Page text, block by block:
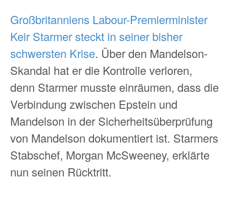
Großbritanniens Labour-Premierminister
Keir Starmer steckt in seiner bisher
schwersten Krise. Über den Mandelson-
Skandal hat er die Kontrolle verloren,
denn Starmer musste einräumen, dass die
Verbindung zwischen Epstein und
Mandelson in der Sicherheitsüberprüfung
von Mandelson dokumentiert ist. Starmers
Stabschef, Morgan McSweeney, erklärte
nun seinen Rücktritt.